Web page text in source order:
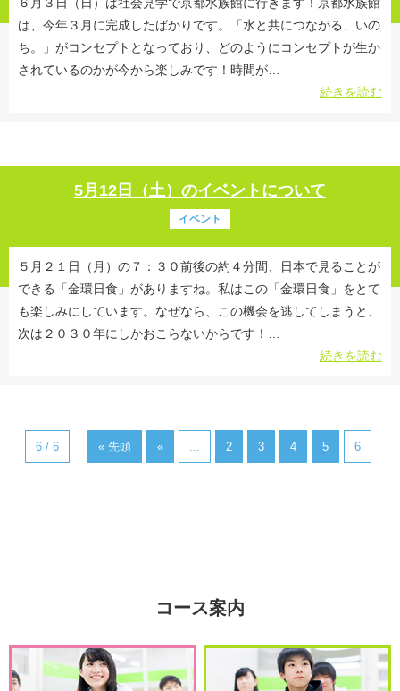
は、今年３月に完成したばかりです。「水と共につながる、いの
ち。」がコンセプトとなっており、どのようにコンセプトが生か
されているのかが今から楽しみです！時間が…
続きを読む
5月12日（土）のイベントについて
イベント
５月２１日（月）の７：３０前後の約４分間、日本で見ることが
できる「金環日食」がありますね。私はこの「金環日食」をとて
も楽しみにしています。なぜなら、この機会を逃してしまうと、
次は２０３０年にしかおこらないからです！…
続きを読む
6 / 6 « 先頭 « ... 2 3 4 5 6
コース案内